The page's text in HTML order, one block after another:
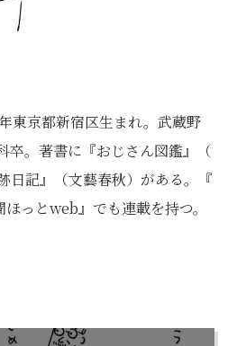
東京都新宿区生まれ。 武蔵野
卒。著書に『おじさん図鑑』（
日記』（文藝春秋）がある。『
っとweb』でも連載を持つ。